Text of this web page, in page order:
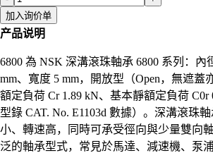
加入询价单
产品说明
6800 為 NSK 深溝滾珠軸承 6800 系列：內
mm、寬度 5 mm，開放型（Open，無遮蓋
額定負荷 Cr 1.89 kN、基本靜額定負荷 C0r
型錄 CAT. No. E1103d 數據）。深溝滾珠
小、轉速高，同時可承受徑向與少量雙向
泛的軸承型式，常見於馬達、減速機、泵